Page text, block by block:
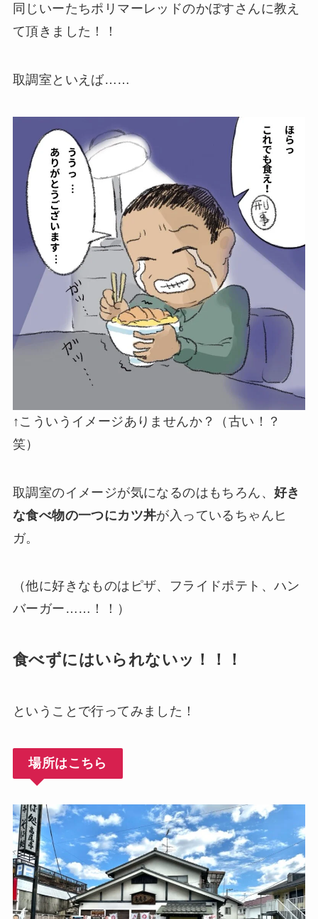
同じいーたちポリマーレッドのかぼすさんに教え
て頂きました！！
取調室といえば……
↑こういうイメージありませんか？（古い！？
笑）
取調室のイメージが気になるのはもちろん、 好き
な食べ物の一つにカツ丼が入っているちゃんヒ
ガ。
（他に好きなものはピザ、フライドポテト、ハン
バーガー……！！）
食べずにはいられないッ！！！
ということで行ってみました！
場所はこちら